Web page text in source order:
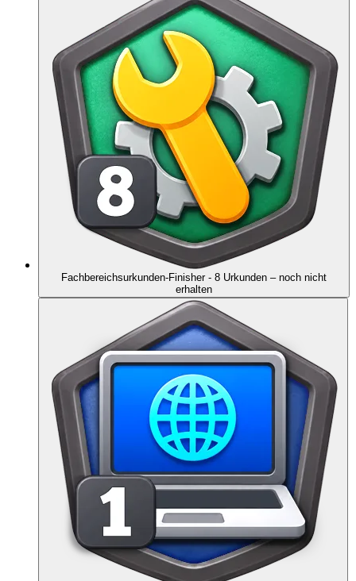
Fachbereichsurkunden-Finisher - 8 Urkunden – noch nicht
erhalten